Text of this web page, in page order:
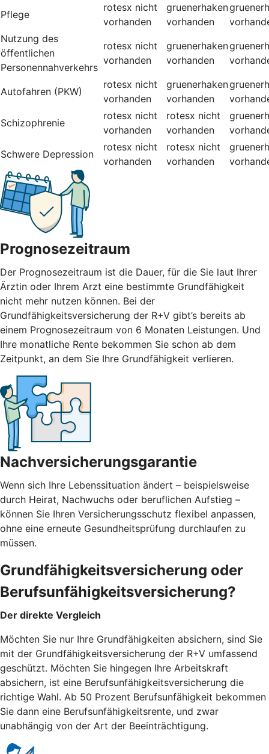
Pflege
rotesx nicht
vorhanden
gruenerhaken
vorhanden
Nutzung des
öffentlichen
Personennahverkehrs
rotesx nicht
vorhanden
gruenerhaken
vorhanden
Autofahren (PKW)
rotesx nicht
vorhanden
gruenerhaken
vorhanden
Schizophrenie
rotesx nicht
vorhanden
rotesx nicht
vorhanden
Schwere Depression
rotesx nicht
vorhanden
rotesx nicht
vorhanden
Prognosezeitraum
Der Prognosezeitraum ist die Dauer, für die Sie laut Ihrer
Ärztin oder Ihrem Arzt eine bestimmte Grundfähigkeit
nicht mehr nutzen können. Bei der
Grundfähigkeitsversicherung der R+V gibt’s bereits ab
einem Prognosezeitraum von 6 Monaten Leistungen. Und
Ihre monatliche Rente bekommen Sie schon ab dem
Zeitpunkt, an dem Sie Ihre Grundfähigkeit verlieren.
Nachversicherungsgarantie
Wenn sich Ihre Lebenssituation ändert – beispielsweise
durch Heirat, Nachwuchs oder beruflichen Aufstieg –
können Sie Ihren Versicherungsschutz flexibel anpassen,
ohne eine erneute Gesundheitsprüfung durchlaufen zu
müssen.
Grundfähigkeitsversicherung oder
Berufsunfähigkeitsversicherung?
Der direkte Vergleich
Möchten Sie nur Ihre Grundfähigkeiten absichern, sind Sie
mit der Grundfähigkeitsversicherung der R+V umfassend
geschützt. Möchten Sie hingegen Ihre Arbeitskraft
absichern, ist eine Berufsunfähigkeitsversicherung die
richtige Wahl. Ab 50 Prozent Berufsunfähigkeit bekommen
Sie dann eine Berufsunfähigkeitsrente, und zwar
unabhängig von der Art der Beeinträchtigung.